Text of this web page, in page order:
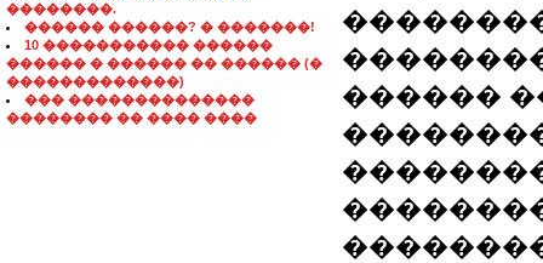
��������.
������ ������? � �������!
10 ����������� ������
������ � ������ �� ������ (�
�������������)
��� ��������������
�������� �� ���� ����
������